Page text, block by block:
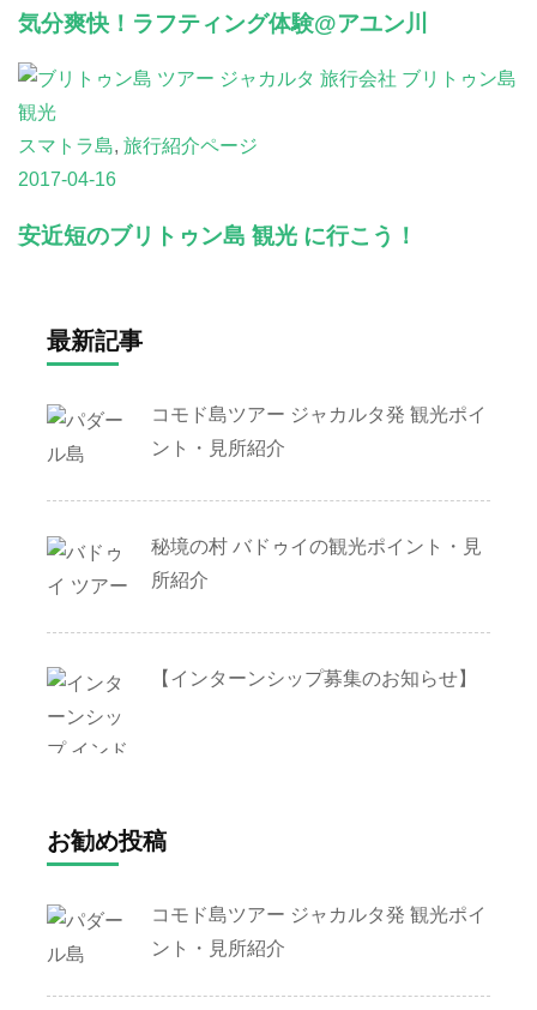
気分爽快！ラフティング体験@アユン川
スマトラ島, 旅行紹介ページ
2017-04-16
安近短のブリトゥン島 観光 に行こう！
最新記事
コモド島ツアー ジャカルタ発 観光ポイ
ント・見所紹介
秘境の村 バドゥイの観光ポイント・見
所紹介
【インターンシップ募集のお知らせ】
お勧め投稿
コモド島ツアー ジャカルタ発 観光ポイ
ント・見所紹介